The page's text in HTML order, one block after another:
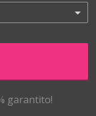
garantito!